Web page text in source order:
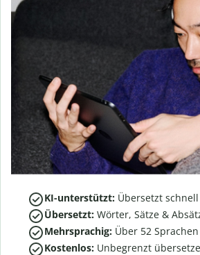
KI-unterstützt: Übersetzt
Übersetzt: Wörter, Sätze &
Mehrsprachig: Über 52
Kostenlos: Unbegrenzt